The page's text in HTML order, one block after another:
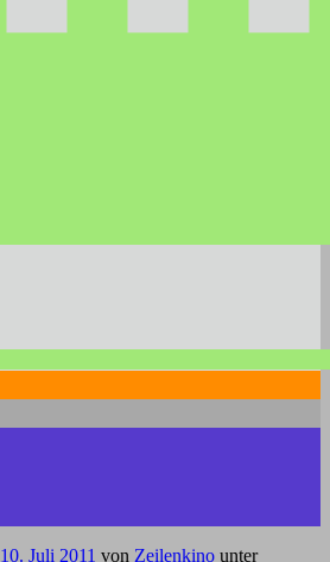
10. Juli 2011 von Zeilenkino unter